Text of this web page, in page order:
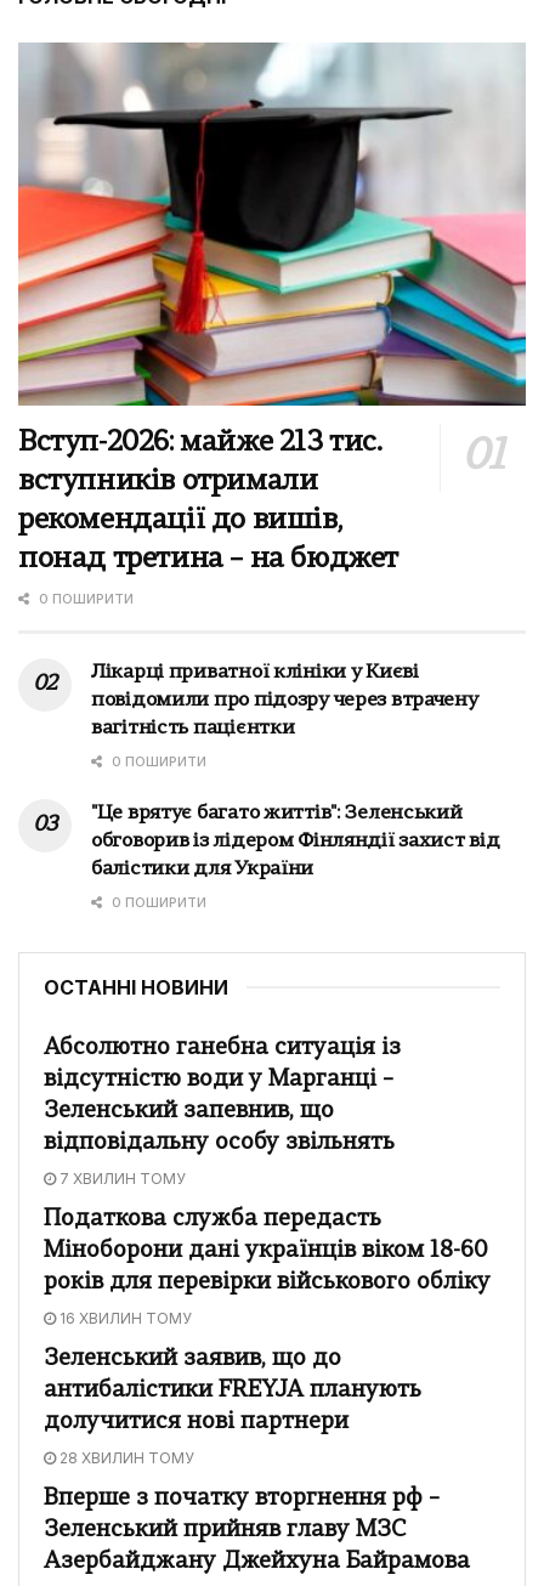
Вступ-2026: майже 213 тис.
вступників отримали
рекомендації до вишів,
понад третина – на бюджет
0 ПОШИРИТИ
Лікарці приватної клініки у Києві
повідомили про підозру через втрачену
вагітність пацієнтки
0 ПОШИРИТИ
"Це врятує багато життів": Зеленський
обговорив із лідером Фінляндії захист від
балістики для України
0 ПОШИРИТИ
ОСТАННІ НОВИНИ
Абсолютно ганебна ситуація із
відсутністю води у Марганці –
Зеленський запевнив, що
відповідальну особу звільнять
7 ХВИЛИН ТОМУ
Податкова служба передасть
Міноборони дані українців віком 18-60
років для перевірки військового обліку
16 ХВИЛИН ТОМУ
Зеленський заявив, що до
антибалістики FREYJA планують
долучитися нові партнери
28 ХВИЛИН ТОМУ
Вперше з початку вторгнення рф –
Зеленський прийняв главу МЗС
Азербайджану Джейхуна Байрамова